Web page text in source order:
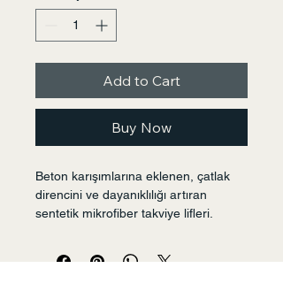
Add to Cart
Buy Now
Beton karışımlarına eklenen, çatlak
direncini ve dayanıklılığı artıran
sentetik mikrofiber takviye lifleri.